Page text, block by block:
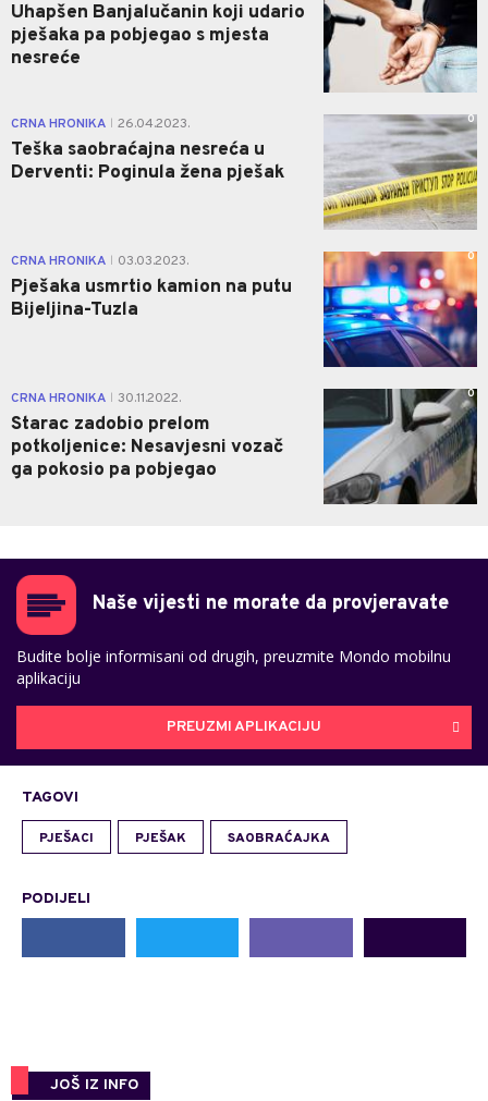
Uhapšen Banjalučanin koji udario
pješaka pa pobjegao s mjesta
nesreće
CRNA HRONIKA 26.04.2023.
Teška saobraćajna nesreća u
Derventi: Poginula žena pješak
0
CRNA HRONIKA 03.03.2023.
Pješaka usmrtio kamion na putu
Bijeljina-Tuzla
0
CRNA HRONIKA 30.11.2022.
Starac zadobio prelom
potkoljenice: Nesavjesni vozač
ga pokosio pa pobjegao
0
Naše vijesti ne morate da provjeravate
Budite bolje informisani od drugih, preuzmite Mondo mobilnu
aplikaciju
PREUZMI APLIKACIJU
TAGOVI
PJEŠACI PJEŠAK SAOBRAĆAJKA
PODIJELI
JOŠ IZ INFO